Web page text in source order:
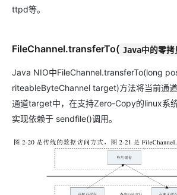
ttpd等。
FileChannel.transferTo( Java中的零拷
Java NIO中FileChannel.transferTo(long
riteableByteChannel target)方法将当前通
通道target中，在支持Zero-Copy的linux系
实现依赖于 sendfile()调用。